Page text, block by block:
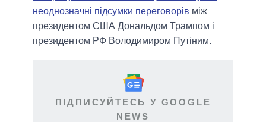
неоднозначні підсумки переговорів між
президентом США Дональдом Трампом і
президентом РФ Володимиром Путіним.
ПІДПИСУЙТЕСЬ У GOOGLE
NEWS